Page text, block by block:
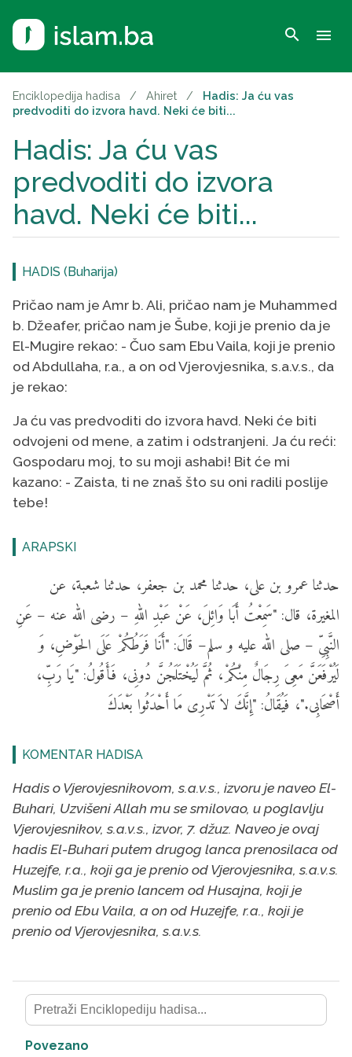
search menu
Enciklopedija hadisa / Ahiret /
Hadis: Ja ću vas
predvoditi do izvora havd. Neki će biti...
Hadis: Ja ću vas
predvoditi do izvora
havd. Neki će biti...
HADIS (Buharija)
Pričao nam je Amr b. Ali, pričao nam je Muhammed
b. Džeafer, pričao nam je Šube, koji je prenio da je
El-Mugire rekao: - Čuo sam Ebu Vaila, koji je prenio
od Abdullaha, r.a., a on od Vjerovjesnika, s.a.v.s., da
je rekao:
Ja ću vas predvoditi do izvora havd. Neki će biti
odvojeni od mene, a zatim i odstranjeni. Ja ću reći:
Gospodaru moj, to su moji ashabi! Bit će mi
kazano: - Zaista, ti ne znaš što su oni radili poslije
tebe!
ARAPSKI
حدثنا عمرو بن على، حدثنا محمد بن جعفر، حدثنا شعبة، عن
المغيرة، قال: "سَمِعْتُ أَبَا وَائِلَ، عَنْ عَبْدِ اللهِ – رضى الله عنه – عَنِ
النَّبِىِّ – صلى الله عليه و سلم– قَالَ: "أَنَا فَرَطُكُمْ عَلَى الحَوْضِ، وَ
لَيُرْفَعَنَّ مَعِىَ رِجَالٌ مِنْكُمْ، ثُمَّ لَيُخْتَلَجُنَّ دُونِى، فَأَقُولُ: "يَا رَبِّ،
أَصْحَابِى."، فَيُقَالُ: "إِنَّكَ لاَ تَدْرِى مَا أَحْدَثُوا بَعْدَكَ
KOMENTAR HADISA
Hadis o Vjerovjesnikovom, s.a.v.s., izvoru je naveo El-
Buhari, Uzvišeni Allah mu se smilovao, u poglavlju
Vjerovjesnikov, s.a.v.s., izvor, 7. džuz. Naveo je ovaj
hadis El-Buhari putem drugog lanca prenosilaca od
Huzejfe, r.a., koji ga je prenio od Vjerovjesnika, s.a.v.s.
Muslim ga je prenio lancem od Husajna, koji je
prenio od Ebu Vaila, a on od Huzejfe, r.a., koji je
prenio od Vjerovjesnika, s.a.v.s.
Povezano